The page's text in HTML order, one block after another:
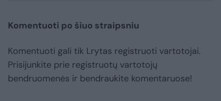
Komentuoti po šiuo straipsniu
Komentuoti gali tik Lrytas registruoti vartotojai.
Prisijunkite prie registruotų vartotojų
bendruomenės ir bendraukite komentaruose!